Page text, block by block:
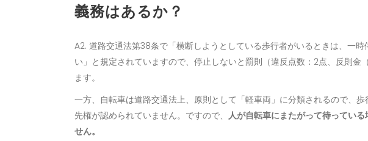
義務はあるか？
A2. 道路交通法第38条で「横断しようとしている歩行者がいるときは、一
い」と規定されていますので、停止しないと罰則（違反点数：2点、反則金
ます。
一方、自転車は道路交通法上、原則として「軽車両」に分類されるので、
先権が認められていません。ですので、 人が自転車にまたがって待ってい
せん。